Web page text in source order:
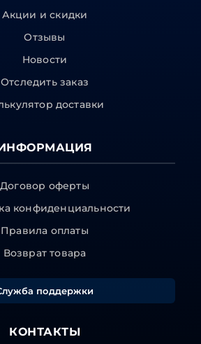
Акции и скидки
Отзывы
Новости
Отследить заказ
доставки
Договор оферты
конфиденциальности
Правила оплаты
Возврат товара
поддержки
КОНТАКТЫ